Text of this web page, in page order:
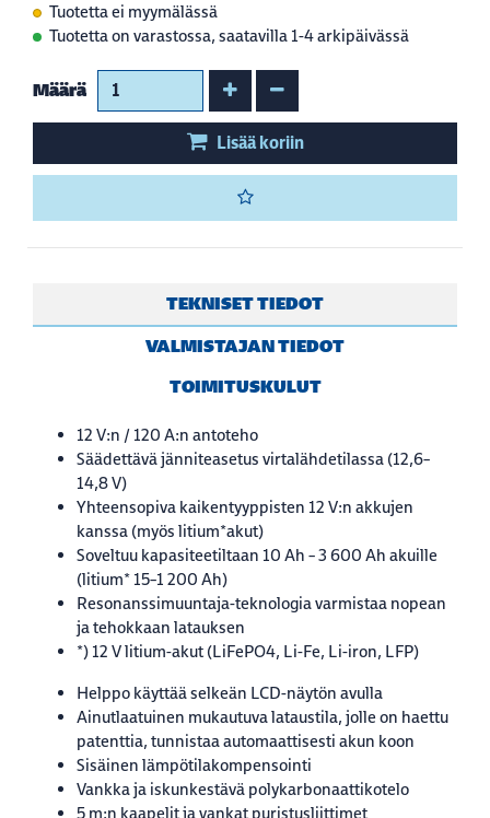
Tuotetta ei myymälässä
Tuotetta on varastossa, saatavilla 1-4 arkipäivässä
Määrä Kasvata määrää
Vähennä määrää
Lisää koriin
TEKNISET TIEDOT
VALMISTAJAN TIEDOT
TOIMITUSKULUT
12 V:n / 120 A:n antoteho
Säädettävä jänniteasetus virtalähdetilassa (12,6–
14,8 V)
Yhteensopiva kaikentyyppisten 12 V:n akkujen
kanssa (myös litium*akut)
Soveltuu kapasiteetiltaan 10 Ah – 3 600 Ah akuille
(litium* 15–1 200 Ah)
Resonanssimuuntaja-teknologia varmistaa nopean
ja tehokkaan latauksen
*) 12 V litium-akut (LiFePO4, Li-Fe, Li-iron, LFP)
Helppo käyttää selkeän LCD-näytön avulla
Ainutlaatuinen mukautuva lataustila, jolle on haettu
patenttia, tunnistaa automaattisesti akun koon
Sisäinen lämpötilakompensointi
Vankka ja iskunkestävä polykarbonaattikotelo
5 m:n kaapelit ja vankat puristusliittimet